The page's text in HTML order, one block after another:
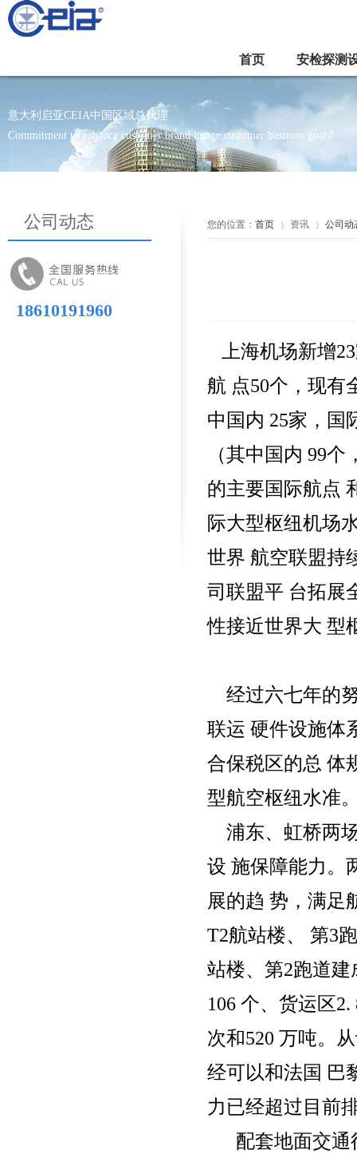
首页 安检探测
意大利启亚CEIA中国区域总代理
Commitment to enhance customer brand image,customer business goals!
公司动态
18610191960
您的位置： 首页 资讯 公司动
上海机场新增
航 点50个，现有
中国内 25家，国
（其中国内 99
的主要国际航点
际大型枢纽机场
世界 航空联盟持
司联盟平 台拓展
性接近世界大 型
经过六七年的
联运 硬件设施体
合保税区的总 体
型航空枢纽水准
浦东、虹桥两
设 施保障能力。
展的趋 势，满足
T2航站楼、 第3
站楼、第2跑道
106 个、货运区
次和520 万吨。
经可以和法国 巴
力已经超过目前
配套地面交通